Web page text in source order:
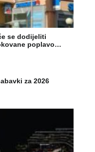
se dodijeliti
poplavo…
za 2026